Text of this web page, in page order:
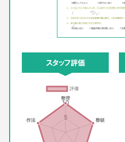
スタッフ評価